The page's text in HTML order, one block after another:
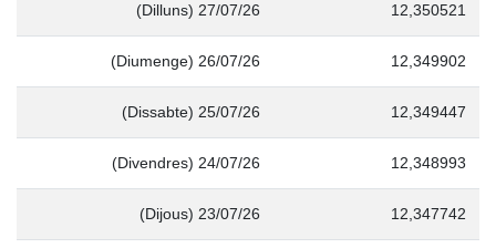
(Dilluns) 27/07/26 12,350521
(Diumenge) 26/07/26 12,349902
(Dissabte) 25/07/26 12,349447
(Divendres) 24/07/26 12,348993
(Dijous) 23/07/26 12,347742